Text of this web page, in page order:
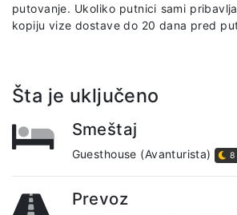
putovanje. Ukoliko putnici sami
kopiju vize dostave do 20 dana pred
Šta je uključeno
Smeštaj
Guesthouse (Avanturista) 8
Prevoz